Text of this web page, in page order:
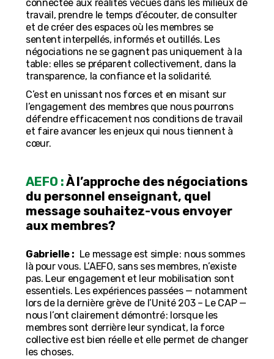
connectée aux réalités vécues dans les milieux de
travail, prendre le temps d’écouter, de consulter
et de créer des espaces où les membres se
sentent interpellés, informés et outillés. Les
négociations ne se gagnent pas uniquement à la
table : elles se préparent collectivement, dans la
transparence, la confiance et la solidarité.
C’est en unissant nos forces et en misant sur
l’engagement des membres que nous pourrons
défendre efficacement nos conditions de travail
et faire avancer les enjeux qui nous tiennent à
cœur.
AEFO :À l’approche des négociations
du personnel enseignant, quel
message souhaitez-vous envoyer
aux membres?
Gabrielle : Le message est simple : nous sommes
là pour vous. L’AEFO, sans ses membres, n’existe
pas. Leur engagement et leur mobilisation sont
essentiels. Les expériences passées — notamment
lors de la dernière grève de l’Unité 203 – Le CAP —
nous l’ont clairement démontré : lorsque les
membres sont derrière leur syndicat, la force
collective est bien réelle et elle permet de changer
les choses.